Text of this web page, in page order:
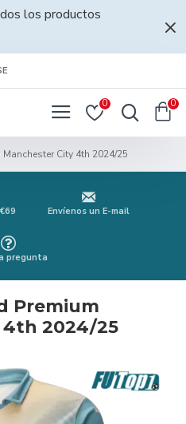
los productos
0 0
City 4th 2024/25
Envíenos un E-mail
pregunta
Premium
4th 2024/25